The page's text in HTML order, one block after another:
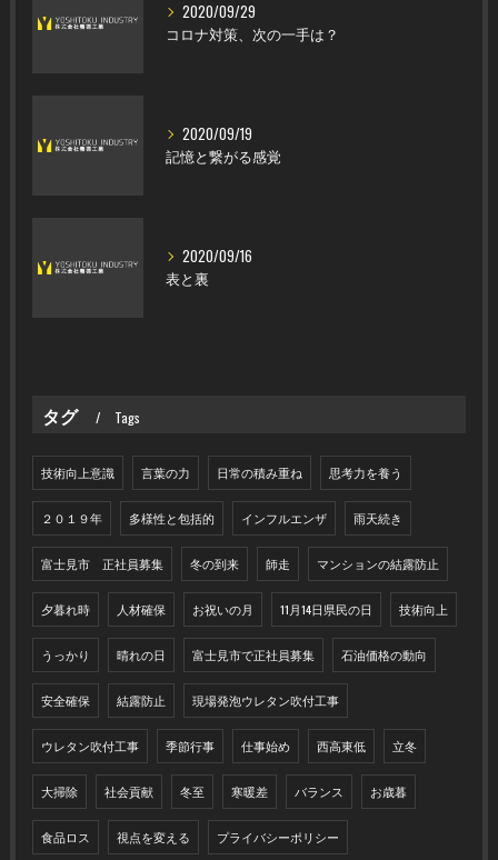
2020/09/29
コロナ対策、次の一手は？
2020/09/19
記憶と繋がる感覚
2020/09/16
表と裏
タグ Tags
技術向上意識 言葉の力 日常の積み重ね 思考力を養う
２０１９年 多様性と包括的 インフルエンザ 雨天続き
富士見市 正社員募集 冬の到来 師走 マンションの結露防止
夕暮れ時 人材確保 お祝いの月 11月14日県民の日 技術向上
うっかり 晴れの日 富士見市で正社員募集 石油価格の動向
安全確保 結露防止 現場発泡ウレタン吹付工事
ウレタン吹付工事 季節行事 仕事始め 西高東低 立冬
大掃除 社会貢献 冬至 寒暖差 バランス お歳暮
食品ロス 視点を変える プライバシーポリシー